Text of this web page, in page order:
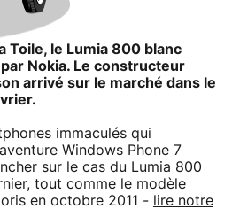
Toile, le Lumia 800 blanc
Nokia. Le constructeur
arrivé sur le marché dans le
immaculés qui
Windows Phone 7
sur le cas du Lumia 800
tout comme le modèle
en octobre 2011 -
lire notre